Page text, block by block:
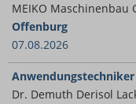
MEIKO Maschinenbau
Offenburg
07.08.2026
Dr. Demuth Derisol